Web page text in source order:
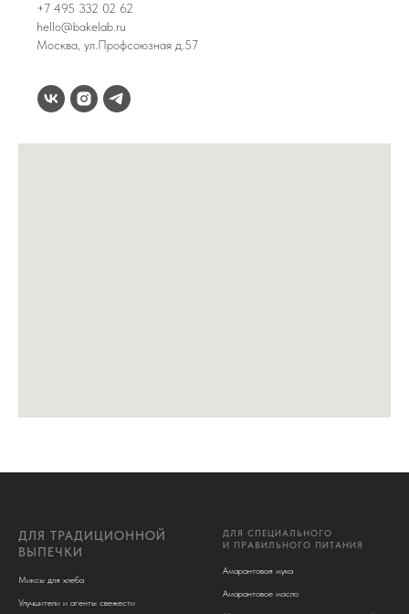
+7 495 332 02 62
hello@bakelab.ru
Москва, ул.Профсоюзная д.57
ДЛЯ ТРАДИЦИОННОЙ
ВЫПЕЧКИ
Миксы для хлеба
Улучшители и агенты свежести
ДЛЯ СПЕЦИАЛЬНОГО
И ПРАВИЛЬНОГО ПИТАНИЯ
Амарантовая мука
Амарантовое масло